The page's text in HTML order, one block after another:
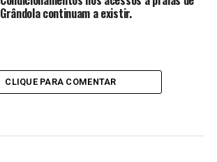
Grândola continuam a existir.
CLIQUE PARA COMENTAR